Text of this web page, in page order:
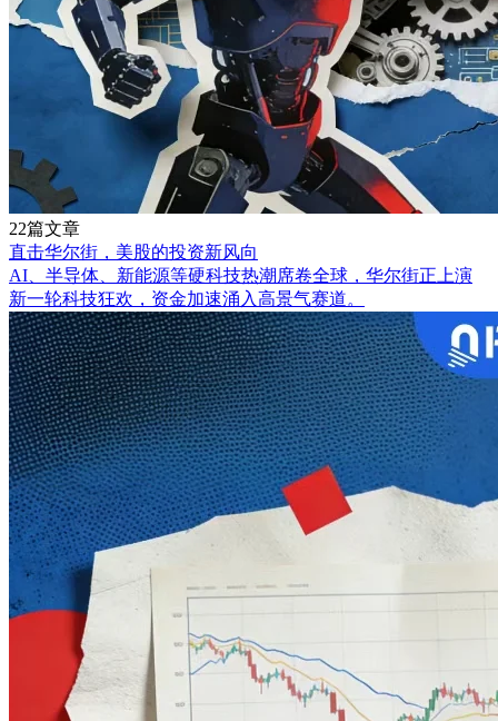
22篇文章
直击华尔街，美股的投资新风向
AI、半导体、新能源等硬科技热潮席卷全球，华尔街正上演
新一轮科技狂欢，资金加速涌入高景气赛道。